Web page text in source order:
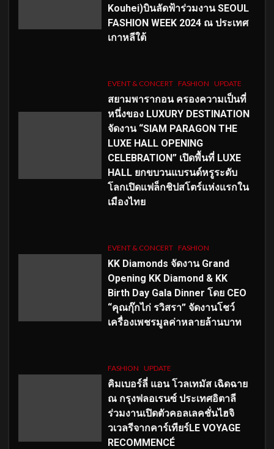
Kouhei)บินลัดฟ้าร่วมงาน SEOUL
FASHION WEEK 2024 ณ ประเทศ
เกาหลีใต้
EVENT & CONCERT FASHION UPDATE
สยามพารากอน ครองความเป็นที่
หนึ่งของ LUXURY DESTINATION
จัดงาน “SIAM PARAGON THE
LUXE HALL OPENING
CELEBRATION” เปิดพื้นที่ LUXE
HALL ยกขบวนแบรนด์หรูระดับ
โลกเปิดแฟล็กชิปสโตร์แห่งแรกใน
เมืองไทย
EVENT & CONCERT FASHION
KK Diamonds จัดงาน Grand
Opening KK Diamond & KK
Birth Day Gala Dinner โดย CEO
“คุณกุ๊กไก่ รวิสรา” จัดงานโชว์
เครื่องเพชรมูลค่าหลายล้านบาท
FASHION UPDATE
คิมเบอร์ลี่ แอน โวลเทมัส เฉิดฉาย
ณ กรุงฟลอเรนซ์ ประเทศอิตาลี
ร่วมงานเปิดตัวคอลเลคชั่นไฮจิ
วเวลรีจากคาร์เทียร์LE VOYAGE
RECOMMENCÉ